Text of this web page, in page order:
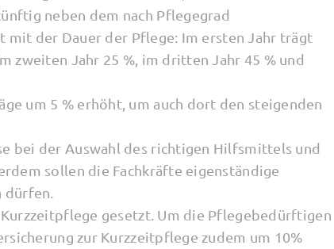
neben dem nach Pflegegrad
mit der Dauer der Pflege: Im ersten Jahr trägt
zweiten Jahr 25 %, im dritten Jahr 45 % und
um 5 % erhöht, um auch dort den steigenden
bei der Auswahl des richtigen Hilfsmittels und
sollen die Fachkräfte eigenständige
gesetzt. Um die Pflegebedürftigen
zur Kurzzeitpflege zudem um 10%